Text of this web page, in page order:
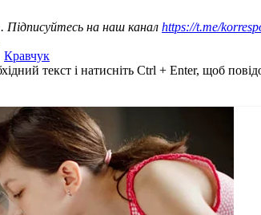
Підписуйтесь на наш канал https://t.me/
Кравчук
текст і натисніть Ctrl + Enter, щоб